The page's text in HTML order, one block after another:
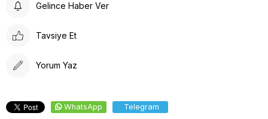
Gelince Haber Ver
Tavsiye Et
Yorum Yaz
WhatsApp Telegram